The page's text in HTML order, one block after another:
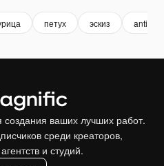
петух эскиз antique
ваших лучших работ.
среди креаторов,
и студий.